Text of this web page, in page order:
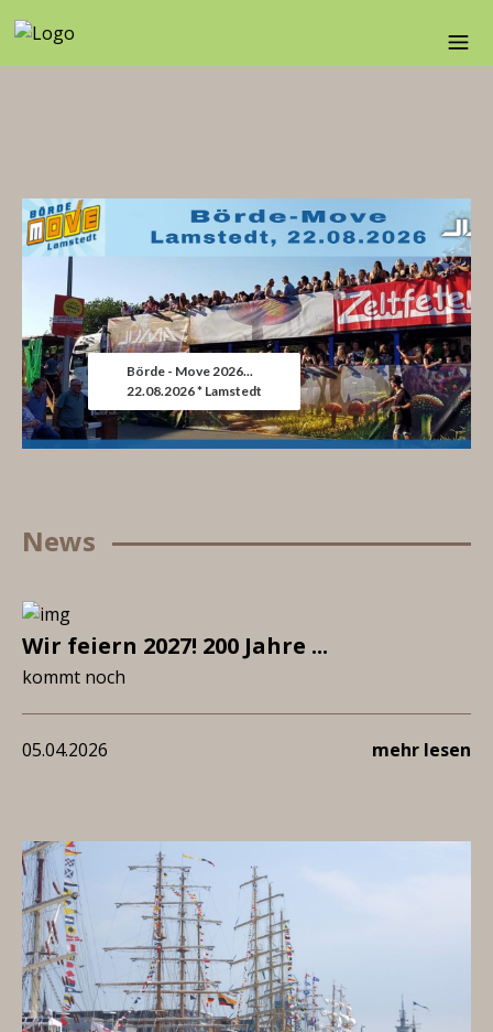
Börde - Move 2026...
22.08.2026 * Lamstedt
News
Wir feiern 2027! 200 Jahre ...
kommt noch
05.04.2026 mehr lesen